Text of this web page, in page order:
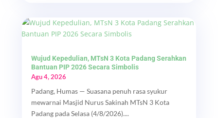
Wujud Kepedulian, MTsN 3 Kota Padang Serahkan
Bantuan PIP 2026 Secara Simbolis
Agu 4, 2026
Padang, Humas — Suasana penuh rasa syukur
mewarnai Masjid Nurus Sakinah MTsN 3 Kota
Padang pada Selasa (4/8/2026)....